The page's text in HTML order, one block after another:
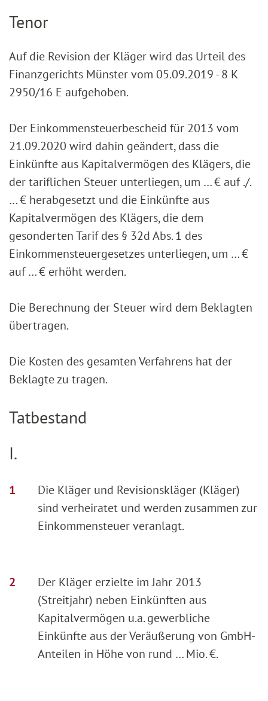
Tenor
Auf die Revision der Kläger wird das Urteil des
Finanzgerichts Münster vom 05.09.2019 - 8 K
2950/16 E aufgehoben.
Der Einkommensteuerbescheid für 2013 vom
21.09.2020 wird dahin geändert, dass die
Einkünfte aus Kapitalvermögen des Klägers, die
der tariflichen Steuer unterliegen, um … € auf ./.
… € herabgesetzt und die Einkünfte aus
Kapitalvermögen des Klägers, die dem
gesonderten Tarif des § 32d Abs. 1 des
Einkommensteuergesetzes unterliegen, um … €
auf … € erhöht werden.
Die Berechnung der Steuer wird dem Beklagten
übertragen.
Die Kosten des gesamten Verfahrens hat der
Beklagte zu tragen.
Tatbestand
I.
Die Kläger und Revisionskläger (Kläger)
sind verheiratet und werden zusammen zur
Einkommensteuer veranlagt.
Der Kläger erzielte im Jahr 2013
(Streitjahr) neben Einkünften aus
Kapitalvermögen u.a. gewerbliche
Einkünfte aus der Veräußerung von GmbH-
Anteilen in Höhe von rund … Mio. €.